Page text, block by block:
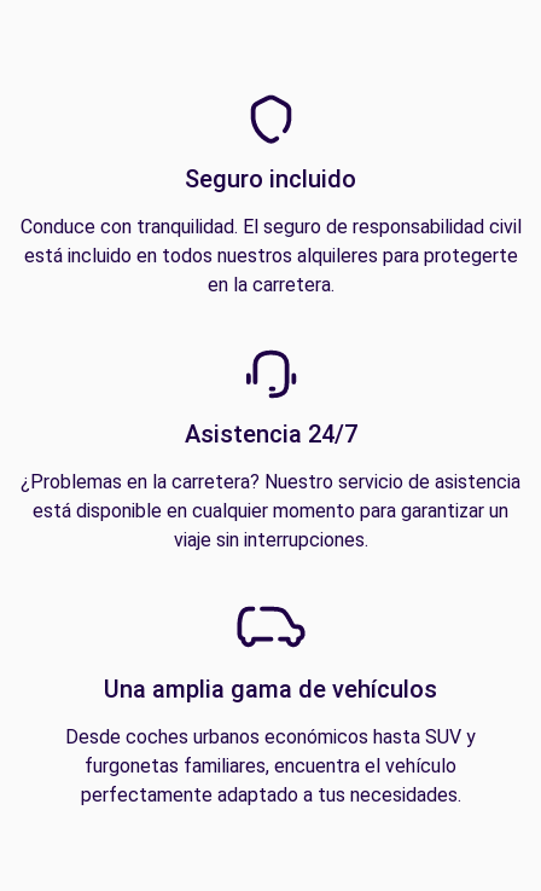
Seguro incluido
Conduce con tranquilidad. El seguro de responsabilidad civil
está incluido en todos nuestros alquileres para protegerte
en la carretera.
Asistencia 24/7
¿Problemas en la carretera? Nuestro servicio de asistencia
está disponible en cualquier momento para garantizar un
viaje sin interrupciones.
Una amplia gama de vehículos
Desde coches urbanos económicos hasta SUV y
furgonetas familiares, encuentra el vehículo
perfectamente adaptado a tus necesidades.